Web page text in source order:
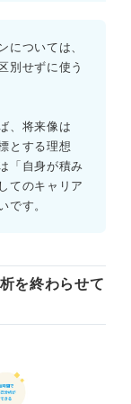
については、
別せずに使う
、将来像は
とする理想
「自身が積み
てのキャリア
です。
を終わらせて